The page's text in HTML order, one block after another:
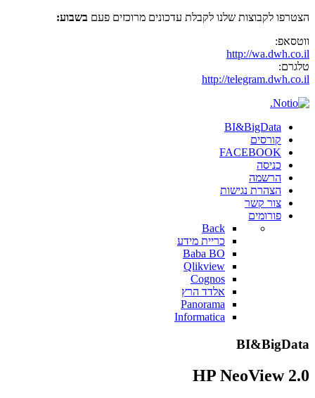
הצטרפו לקבוצות שלנו לקבלת עדכונים מרוכזים פעם בשבוע:
ווטסאפ:
http://wa.dwh.co.il
טלגרם:
http://telegram.dwh.co.il
BI&BigData
קורסים
FACEBOOK
כניסה
הרשמה
הצהרת נגישות
צור קשר
פורומים
Back
כריית מידע
Baba BO
Qlikview
Cognos
אלדד הרץ
Panorama
Informatica
BI&BigData
HP NeoView 2.0